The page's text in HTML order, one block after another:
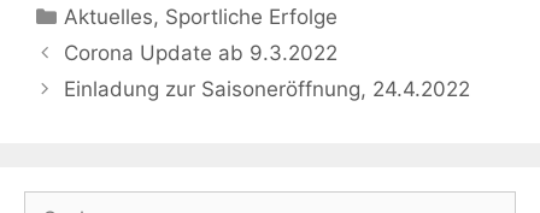
Aktuelles, Sportliche Erfolge
Corona Update ab 9.3.2022
Einladung zur Saisoneröffnung, 24.4.2022